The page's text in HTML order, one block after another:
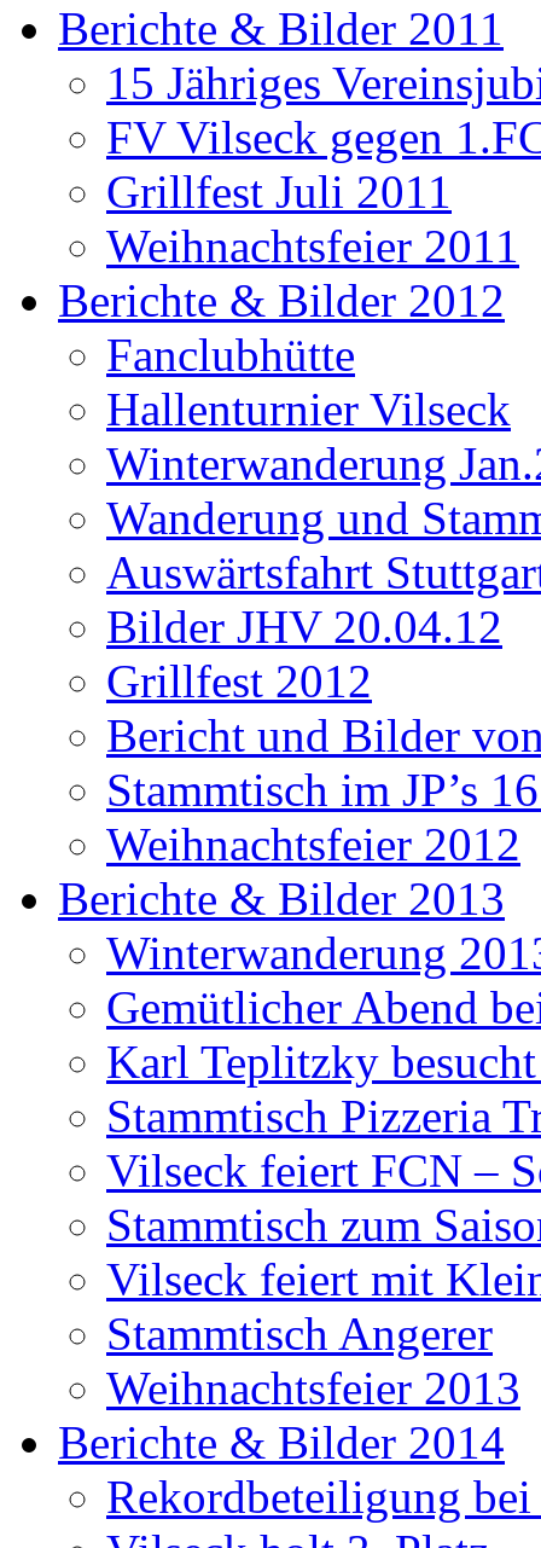
Berichte & Bilder 2011
15 Jähriges
FV Vilseck gegen
Grillfest Juli 2011
Weihnachtsfeier 2011
Berichte & Bilder 2012
Fanclubhütte
Hallenturnier Vilseck
Winterwanderung
Wanderung und
Auswärtsfahrt
Bilder JHV 20.04.12
Grillfest 2012
Bericht und Bilder
Stammtisch im JP’s
Weihnachtsfeier 2012
Berichte & Bilder 2013
Winterwanderung
Gemütlicher Abend
Karl Teplitzky
Stammtisch Pizzeria
Vilseck feiert FCN –
Stammtisch zum
Vilseck feiert mit
Stammtisch Angerer
Weihnachtsfeier 2013
Berichte & Bilder 2014
Rekordbeteiligung bei